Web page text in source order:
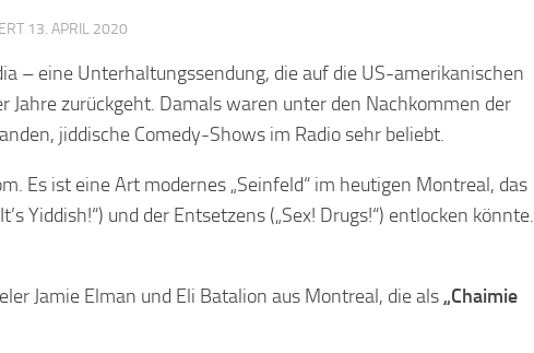
13. APRIL 2020
– eine Unterhaltungssendung, die auf die US-amerikanischen
zurückgeht. Damals waren unter den Nachkommen der
jiddische Comedy-Shows im Radio sehr beliebt.
Es ist eine Art modernes „Seinfeld“ im heutigen Montreal, das
Yiddish!“) und der Entsetzens („Sex! Drugs!“) entlocken könnte.
Jamie Elman und Eli Batalion aus Montreal, die als „Chaimie